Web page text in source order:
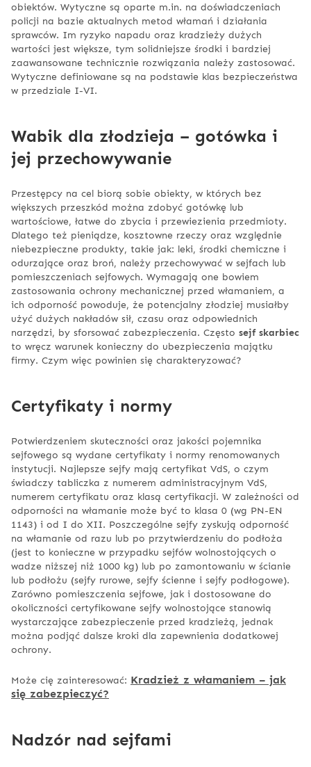
obiektów. Wytyczne są oparte m.in. na doświadczeniach
policji na bazie aktualnych metod włamań i działania
sprawców. Im ryzyko napadu oraz kradzieży dużych
wartości jest większe, tym solidniejsze środki i bardziej
zaawansowane technicznie rozwiązania należy zastosować.
Wytyczne definiowane są na podstawie klas bezpieczeństwa
w przedziale I-VI.
Wabik dla złodzieja – gotówka i
jej przechowywanie
Przestępcy na cel biorą sobie obiekty, w których bez
większych przeszkód można zdobyć gotówkę lub
wartościowe, łatwe do zbycia i przewiezienia przedmioty.
Dlatego też pieniądze, kosztowne rzeczy oraz względnie
niebezpieczne produkty, takie jak: leki, środki chemiczne i
odurzające oraz broń, należy przechowywać w sejfach lub
pomieszczeniach sejfowych. Wymagają one bowiem
zastosowania ochrony mechanicznej przed włamaniem, a
ich odporność powoduje, że potencjalny złodziej musiałby
użyć dużych nakładów sił, czasu oraz odpowiednich
narzędzi, by sforsować zabezpieczenia. Często sejf skarbiec
to wręcz warunek konieczny do ubezpieczenia majątku
firmy. Czym więc powinien się charakteryzować?
Certyfikaty i normy
Potwierdzeniem skuteczności oraz jakości pojemnika
sejfowego są wydane certyfikaty i normy renomowanych
instytucji. Najlepsze sejfy mają certyfikat VdS, o czym
świadczy tabliczka z numerem administracyjnym VdS,
numerem certyfikatu oraz klasą certyfikacji. W zależności od
odporności na włamanie może być to klasa 0 (wg PN-EN
1143) i od I do XII. Poszczególne sejfy zyskują odporność
na włamanie od razu lub po przytwierdzeniu do podłoża
(jest to konieczne w przypadku sejfów wolnostojących o
wadze niższej niż 1000 kg) lub po zamontowaniu w ścianie
lub podłożu (sejfy rurowe, sejfy ścienne i sejfy podłogowe).
Zarówno pomieszczenia sejfowe, jak i dostosowane do
okoliczności certyfikowane sejfy wolnostojące stanowią
wystarczające zabezpieczenie przed kradzieżą, jednak
można podjąć dalsze kroki dla zapewnienia dodatkowej
ochrony.
Może cię zainteresować: Kradzież z włamaniem – jak
się zabezpieczyć?
Nadzór nad sejfami